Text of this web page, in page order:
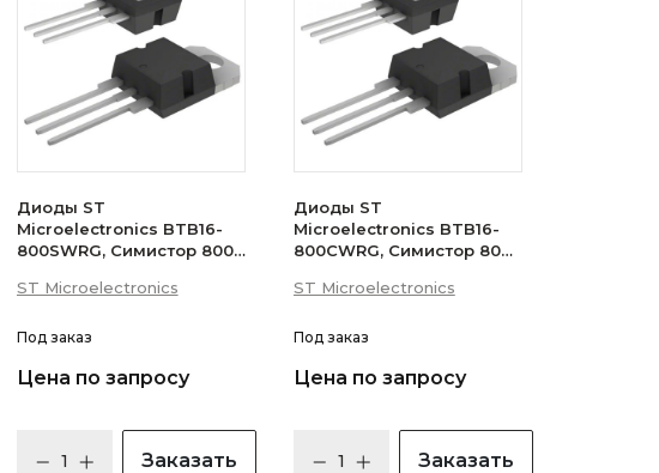
Диоды ST
Microelectronics BTB16-
800SWRG, Симистор 800В
уровень)
ST Microelectronics
Под заказ
Цена по запросу
Заказать
Диоды ST
Microelectronics BTB16-
800CWRG, Симистор 800В
(бесснабберный)
ST Microelectronics
Под заказ
Цена по запросу
Заказать